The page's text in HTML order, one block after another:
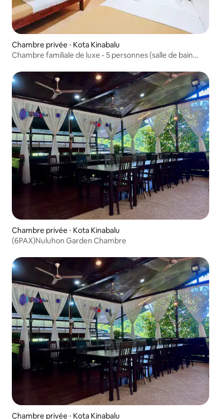
Chambre privée ⋅ Kota Kinabalu
Chambre familiale de luxe - 5 personnes (salle de bain
Chambre privée ⋅ Kota Kinabalu
(6PAX)Nuluhon Garden Chambre
Chambre privée ⋅ Kota Kinabalu